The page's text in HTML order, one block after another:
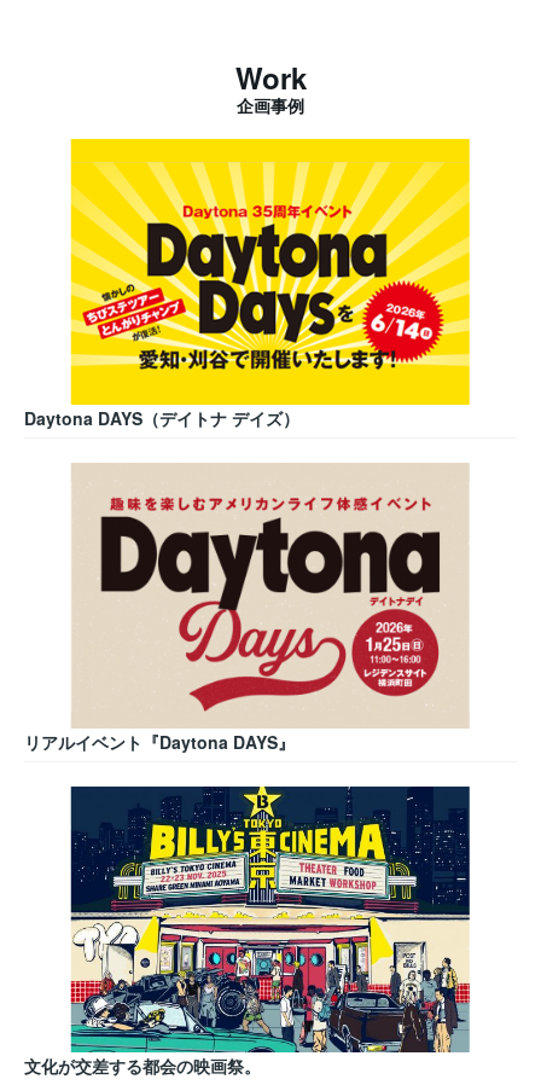
Work
企画事例
Daytona DAYS（デイトナ デイズ）
リアルイベント『Daytona DAYS』
文化が交差する都会の映画祭。